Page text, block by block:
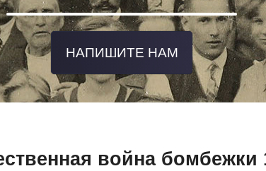
НАПИШИТЕ НАМ
война бомбежки